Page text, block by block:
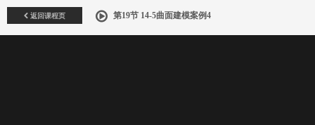
返回课程页 第19节 14-5曲面建模案例4